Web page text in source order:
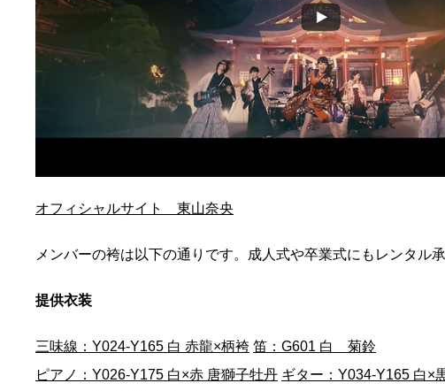
オフィシャルサイト 東山奈央
メンバーの袴は以下の通りです。成人式や卒業式にもレンタル
提供衣装
三味線：Y024-Y165 白 赤龍×柄袴 笛：G601 白 菊鈴
ピアノ：Y026-Y175 白×赤 唐獅子牡丹 ギター：Y034-Y165 白×